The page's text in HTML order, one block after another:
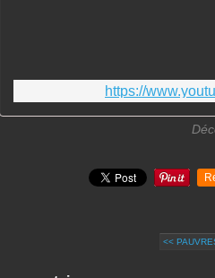
https://
<<